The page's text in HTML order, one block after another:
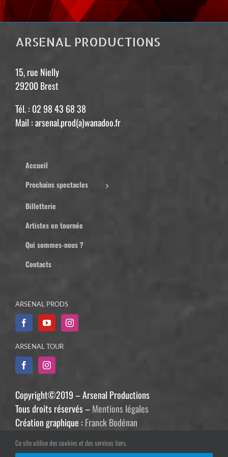
ARSENAL PRODUCTIONS
15, rue Nielly
29200 Brest
Tél. : 02 98 43 68 38
Mail : arsenal.prod(a)wanadoo.fr
Accueil
Prochains spectacles
Billetterie
Artistes en tournée
Qui sommes-nous ?
Contacts
ARSENAL PRODS
ARSENAL TOUR
Copyright©2019 – Arsenal Productions
Tous droits réservés –Mentions légales
Création graphique : Franck Bodénan
Ce site utilise des cookies et des services tiers.